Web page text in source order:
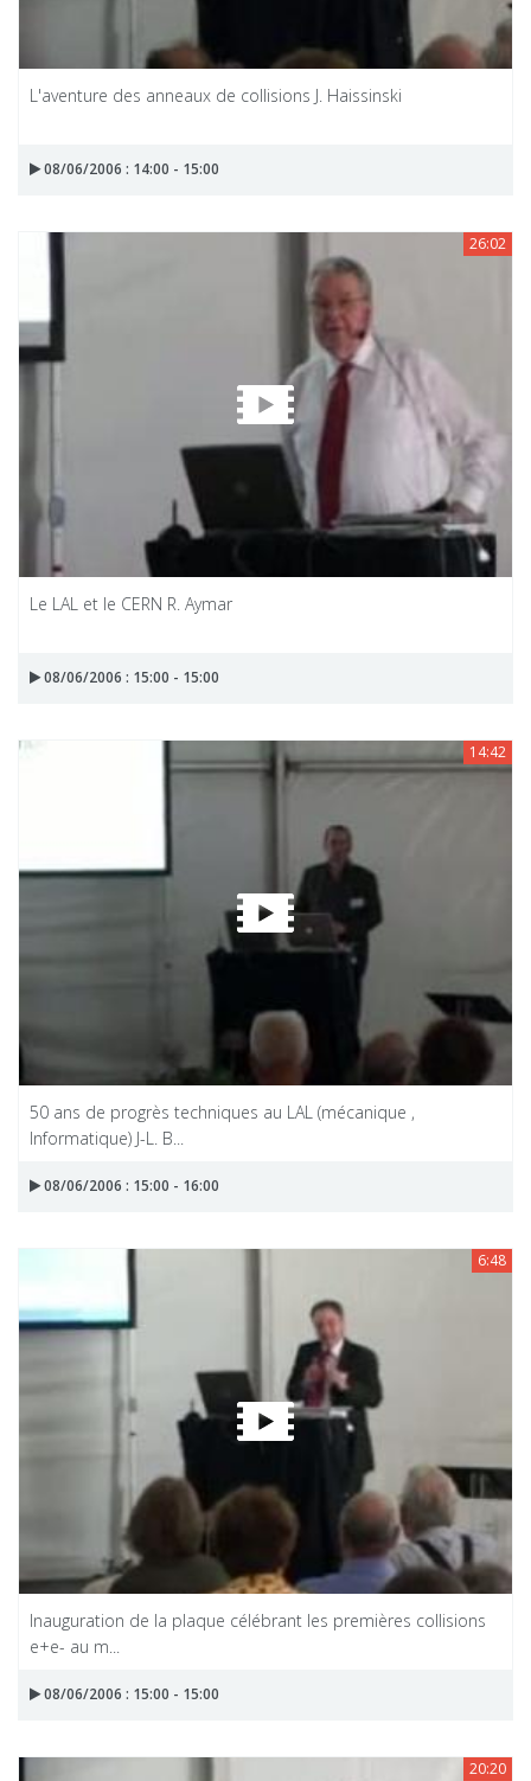
L'aventure des anneaux de collisions J. Haissinski
08/06/2006 : 14:00 - 15:00
26:02
Le LAL et le CERN R. Aymar
08/06/2006 : 15:00 - 15:00
14:42
50 ans de progrès techniques au LAL (mécanique ,
Informatique) J-L. B...
08/06/2006 : 15:00 - 16:00
6:48
Inauguration de la plaque célébrant les premières collisions
e+e- au m...
08/06/2006 : 15:00 - 15:00
20:20